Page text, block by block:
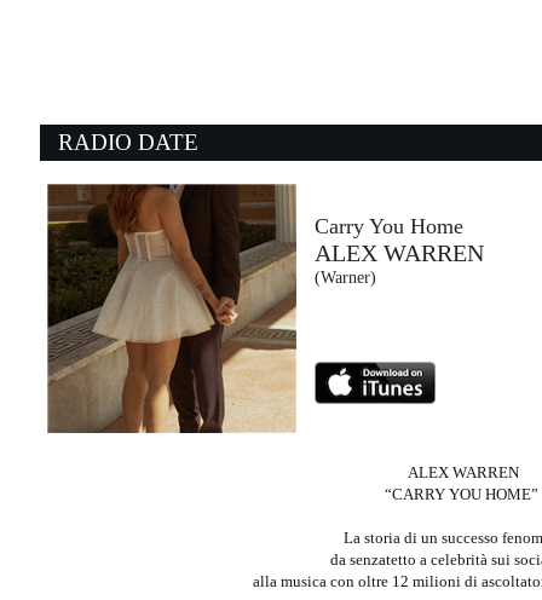
03:54:41
SKUNK ANANSIE
Carosello (CAR)
03:53:21
Talk To You
ANOTR FEAT. 54 ULTRA
No Art (-)
RADIO DATE
Carry You Home
ALEX WARREN
(Warner)
ALEX WARREN
“CARRY YOU HOME”
La storia di un successo
da senzatetto a celebrità sui
alla musica con oltre 12 milioni di